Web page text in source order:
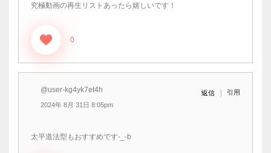
究極動画の再生リストあったら嬉しいです！
0
@user-kg4yk7et4h
2024年 8月 31日 8:05pm
返信 引用
太平道法型もおすすめです-_-b